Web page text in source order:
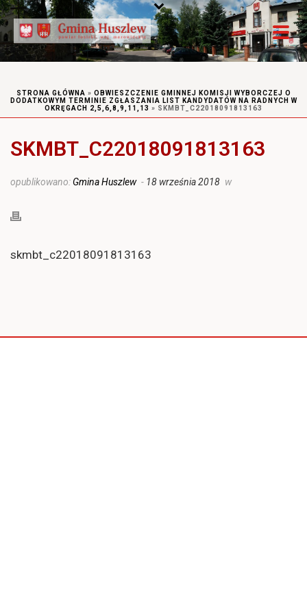
STRONA GŁÓWNA » OBWIESZCZENIE GMINNEJ KOMISJI WYBORCZEJ O
DODATKOWYM TERMINIE ZGŁASZANIA LIST KANDYDATÓW NA RADNYCH W
OKRĘGACH 2,5,6,8,9,11,13 » SKMBT_C22018091813163
SKMBT_C22018091813163
opublikowano: Gmina Huszlew - 18 września 2018 w
skmbt_c22018091813163